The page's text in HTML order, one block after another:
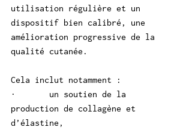
utilisation régulière et un
dispositif bien calibré, une
amélioration progressive de la
qualité cutanée.
Cela inclut notamment :
·       un soutien de la
production de collagène et
d’élastine,